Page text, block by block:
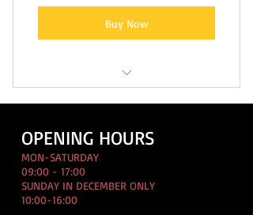
Buy Now
Imersão em conexão
atraves dos cães
OPENING HOURS
MON-SATURDAY
09:00 - 17:00
SUNDAY IN DECEMBER ONLY
10:00-16:00